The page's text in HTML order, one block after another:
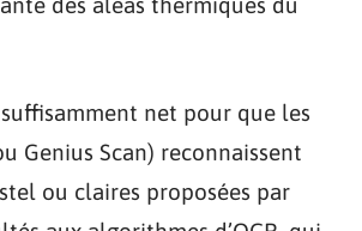
net pour que les
Genius Scan) reconnaissent
ou claires proposées par